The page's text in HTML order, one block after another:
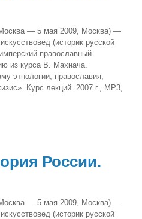
— 5 мая 2009, Москва) —
(историк русской
православный
из курса В. Махнача.
этнологии, православия,
Курс лекций. 2007 г., MP3,
России.
— 5 мая 2009, Москва) —
(историк русской